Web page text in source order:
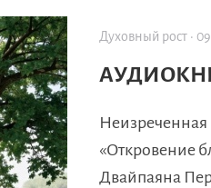
Духовный рост ·
Неизреченная
«Откровение
Двайпаяна